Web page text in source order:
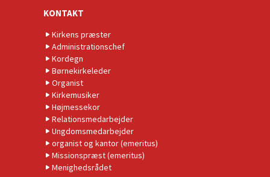
KONTAKT
Kirkens præster
Administrationschef
Kordegn
Børnekirkeleder
Organist
Kirkemusiker
Højmessekor
Relationsmedarbejder
Ungdomsmedarbejder
organist og kantor (emeritus)
Missionspræst (emeritus)
Menighedsrådet